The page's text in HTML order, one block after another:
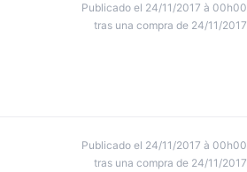
Publicado el 24/11/2017 à 00h00
tras una compra de 24/11/2017
Publicado el 24/11/2017 à 00h00
tras una compra de 24/11/2017